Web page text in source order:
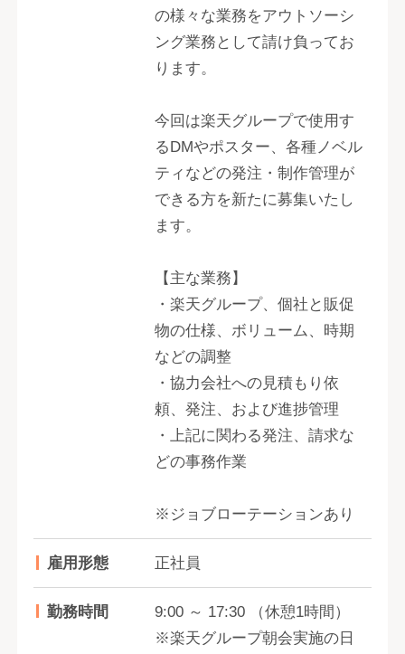
の様々な業務をアウトソーシ
ング業務として請け負ってお
ります。
今回は楽天グループで使用す
るDMやポスター、各種ノベル
ティなどの発注・制作管理が
できる方を新たに募集いたし
ます。
【主な業務】
・楽天グループ、個社と販促
物の仕様、ボリューム、時期
などの調整
・協力会社への見積もり依
頼、発注、および進捗管理
・上記に関わる発注、請求な
どの事務作業
※ジョブローテーションあり
雇用形態 正社員
勤務時間
9:00 ～ 17:30 （休憩1時間）
※楽天グループ朝会実施の日